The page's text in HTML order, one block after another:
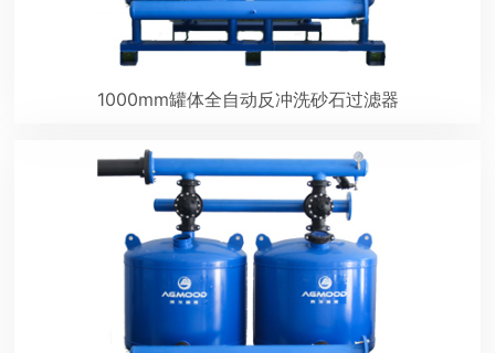
1000mm罐体全自动反冲洗砂石过滤器